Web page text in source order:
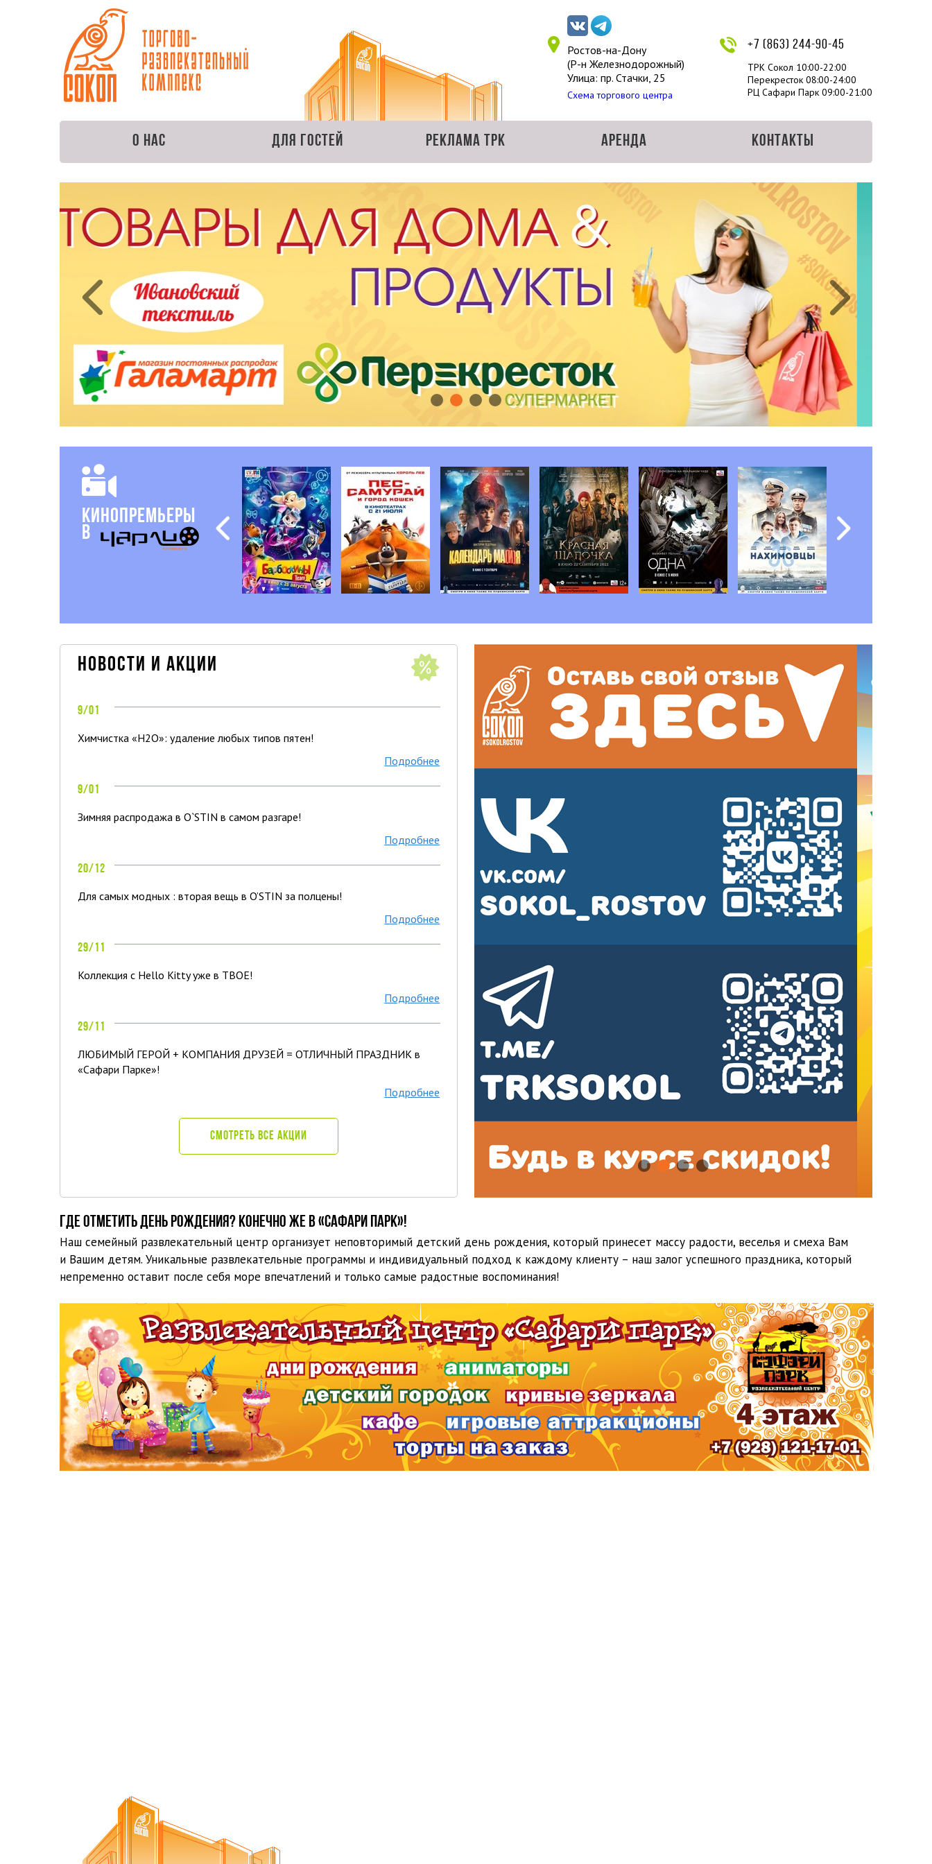
Ростов-на-Дону
(Р-н Железнодорожный)
Улица: пр. Стачки, 25
Схема торгового центра
+7 (863) 244-90-45
ТРК Сокол 10:00-22:00
Перекресток 08:00-24:00
РЦ Сафари Парк 09:00-21:00
О нас Для гостей Реклама ТРК Аренда Контакты
Кинопремьеры
в
новости и акции
9/01
Химчистка «H2O»: удаление любых типов пятен!
Подробнее
9/01
Зимняя распродажа в О`STIN в самом разгаре!
Подробнее
20/12
Для самых модных : вторая вещь в O’STIN за полцены!
Подробнее
29/11
Коллекция с Hello Kitty уже в ТВОЕ!
Подробнее
29/11
ЛЮБИМЫЙ ГЕРОЙ + КОМПАНИЯ ДРУЗЕЙ = ОТЛИЧНЫЙ ПРАЗДНИК в
«Сафари Парке»!
Подробнее
СМОТРЕТЬ ВСЕ АКЦИИ
ГДЕ ОТМЕТИТЬ ДЕНЬ РОЖДЕНИЯ? КОНЕЧНО ЖЕ В «САФАРИ ПАРК»!
Наш семейный развлекательный центр организует неповторимый детский день рождения, который принесет массу радости, веселья и смеха Вам
и Вашим детям. Уникальные развлекательные программы и индивидуальный подход к каждому клиенту – наш залог успешного праздника, который
непременно оставит после себя море впечатлений и только самые радостные воспоминания!